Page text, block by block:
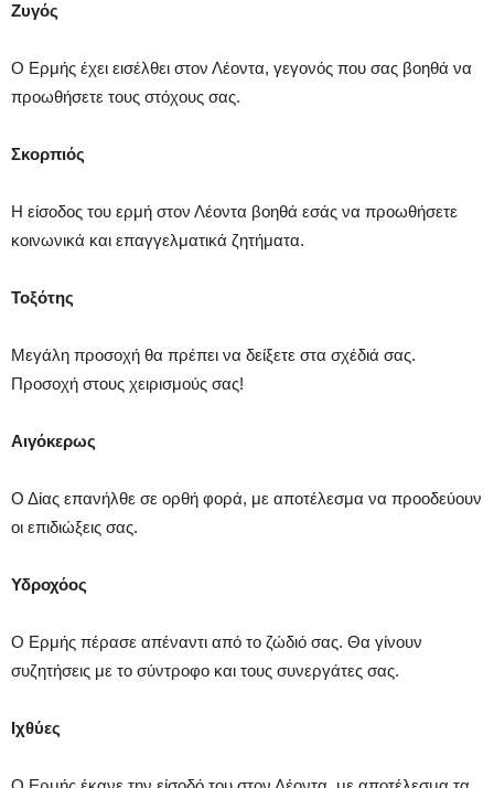
Ζυγός
Ο Ερμής έχει εισέλθει στον Λέοντα, γεγονός που σας βοηθά να
προωθήσετε τους στόχους σας.
Σκορπιός
Η είσοδος του ερμή στον Λέοντα βοηθά εσάς να προωθήσετε
κοινωνικά και επαγγελματικά ζητήματα.
Τοξότης
Μεγάλη προσοχή θα πρέπει να δείξετε στα σχέδιά σας.
Προσοχή στους χειρισμούς σας!
Αιγόκερως
Ο Δίας επανήλθε σε ορθή φορά, με αποτέλεσμα να προοδεύουν
οι επιδιώξεις σας.
Υδροχόος
Ο Ερμής πέρασε απέναντι από το ζώδιό σας. Θα γίνουν
συζητήσεις με το σύντροφο και τους συνεργάτες σας.
Ιχθύες